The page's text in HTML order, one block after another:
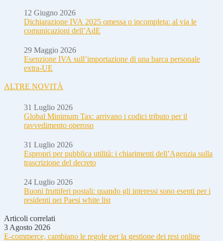
12 Giugno 2026
Dichiarazione IVA 2025 omessa o incompleta: al via le
comunicazioni dell’AdE
29 Maggio 2026
Esenzione IVA sull’importazione di una barca personale
extra-UE
ALTRE NOVITÀ
31 Luglio 2026
Global Minimum Tax: arrivano i codici tributo per il
ravvedimento operoso
31 Luglio 2026
Espropri per pubblica utilità: i chiarimenti dell’Agenzia sulla
trascrizione del decreto
24 Luglio 2026
Buoni fruttiferi postali: quando gli interessi sono esenti per i
residenti nei Paesi white list
Articoli correlati
3 Agosto 2026
E-commerce, cambiano le regole per la gestione dei resi online